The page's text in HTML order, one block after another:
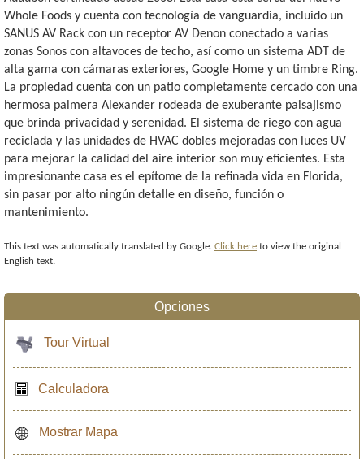
Whole Foods y cuenta con tecnología de vanguardia, incluido un
SANUS AV Rack con un receptor AV Denon conectado a varias
zonas Sonos con altavoces de techo, así como un sistema ADT de
alta gama con cámaras exteriores, Google Home y un timbre Ring.
La propiedad cuenta con un patio completamente cercado con una
hermosa palmera Alexander rodeada de exuberante paisajismo
que brinda privacidad y serenidad. El sistema de riego con agua
reciclada y las unidades de HVAC dobles mejoradas con luces UV
para mejorar la calidad del aire interior son muy eficientes. Esta
impresionante casa es el epítome de la refinada vida en Florida,
sin pasar por alto ningún detalle en diseño, función o
mantenimiento.
This text was automatically translated by Google. Click here to view the original
English text.
Opciones
Tour Virtual
Calculadora
Mostrar Mapa